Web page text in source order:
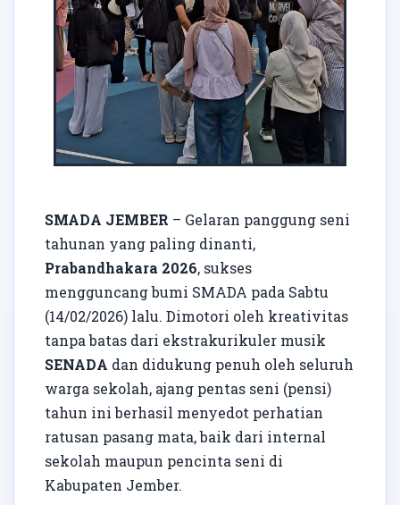
SMADA JEMBER – Gelaran panggung seni
tahunan yang paling dinanti,
Prabandhakara 2026, sukses
mengguncang bumi SMADA pada Sabtu
(14/02/2026) lalu. Dimotori oleh kreativitas
tanpa batas dari ekstrakurikuler musik
SENADA dan didukung penuh oleh seluruh
warga sekolah, ajang pentas seni (pensi)
tahun ini berhasil menyedot perhatian
ratusan pasang mata, baik dari internal
sekolah maupun pencinta seni di
Kabupaten Jember.